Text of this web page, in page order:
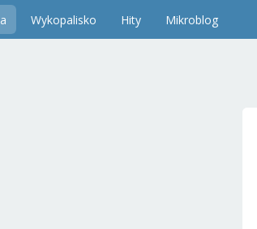
Wykopalisko Hity Mikroblog